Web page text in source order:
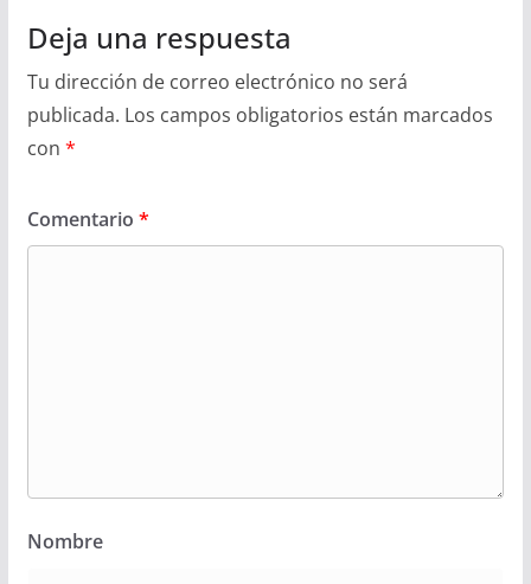
Deja una respuesta
Tu dirección de correo electrónico no será
publicada. Los campos obligatorios están marcados
con *
Comentario *
Nombre